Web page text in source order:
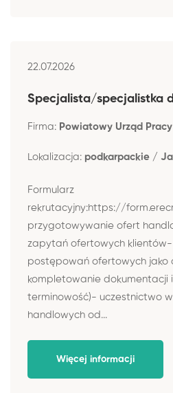
22.07.2026
Specjalista/specjalistka
Firma: Powiatowy Urząd
Lokalizacja: podkarpackie /
Formularz
rekrutacyjny:https://
przygotowywanie ofert
zapytań ofertowych
postępowań ofertowych jako
kompletowanie dokumentacji
terminowość)- uczestnictwo
handlowych od...
Więcej informacji